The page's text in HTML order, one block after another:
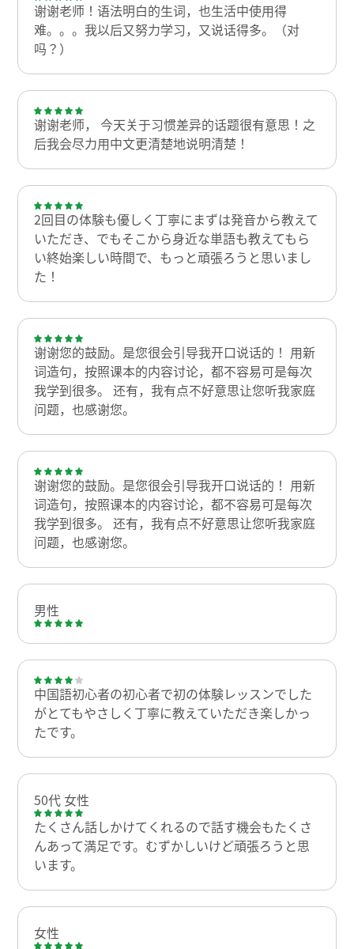
谢谢老师！语法明白的生词，也生活中使用得
难。。。我以后又努力学习，又说话得多。（对
吗？）
谢谢老师， 今天关于习惯差异的话题很有意思！之
后我会尽力用中文更清楚地说明清楚！
2回目の体験も優しく丁寧にまずは発音から教えて
いただき、でもそこから身近な単語も教えてもら
い終始楽しい時間で、もっと頑張ろうと思いまし
た！
谢谢您的鼓励。是您很会引导我开口说话的！ 用新
词造句，按照课本的内容讨论，都不容易可是每次
我学到很多。 还有，我有点不好意思让您听我家庭
问题，也感谢您。
谢谢您的鼓励。是您很会引导我开口说话的！ 用新
词造句，按照课本的内容讨论，都不容易可是每次
我学到很多。 还有，我有点不好意思让您听我家庭
问题，也感谢您。
男性
中国語初心者の初心者で初の体験レッスンでした
がとてもやさしく丁寧に教えていただき楽しかっ
たです。
50代 女性
たくさん話しかけてくれるので話す機会もたくさ
んあって満足です。むずかしいけど頑張ろうと思
います。
女性